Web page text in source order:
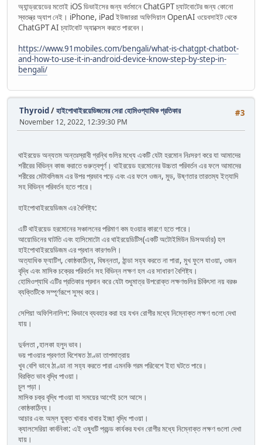
অ্যান্ড্রয়েডের মতোই iOS ডিভাইসের জন্য বর্তমানে ChatGPT চ্যাটবোটের জন্য কোনো
স্বতন্ত্র অ্যাপ নেই। iPhone, iPad ইউজাররা অফিসিয়াল OpenAI ওয়েবসাইট থেকে
ChatGPT AI চ্যাটবোট অ্যাক্সেস করতে পারবেন।
https://www.91mobiles.com/bengali/what-is-chatgpt-chatbot-
and-how-to-use-it-in-android-device-know-step-by-step-in-
bengali/
#3
Thyroid /হাইপোথাইরয়েডিজমের সেরা হোমিওপ্যাথিক প্রতিকার
November 12, 2022, 12:39:30 PM
থাইরয়েড অন্যতম অন্তঃস্রাবী গ্রন্থি গুলির মধ্যে একটি যেটা হরমোন নিঃসরণ করে যা আমাদের
শরীরের বিভিন্ন কাজ করাতে গুরুত্বপূর্ণ। থাইরয়েড হরমোনের উচ্চতা পরিবর্তন এর ফলে আমাদের
শরীরের মেটাবলিজম এর উপর প্রভাব পড়ে এবং এর ফলে ওজন, মুড, উষ্ণতার তারতম্য ইত্যাদি
সহ বিভিন্ন পরিবর্তন হতে পারে।
হাইপোথাইরয়েডিজম এর বৈশিষ্ট্য:
এটি থাইরয়েড হরমোনের সঞ্চালনের পরিমাণ কম হওয়ার কারণে হতে পারে।
আয়োডিনের ঘাটতি এবং হাসিমোটো এর থাইরয়েডিটিস(একটি অটোইমিউন ডিসঅর্ডার) হল
হাইপোথাইরয়েডিজম এর প্রধান কারণগুলি।
অত্যাধিক ফ্যাটিগ, কোষ্ঠকাঠিন্য, বিষন্নতা, ঠান্ডা সহ্য করতে না পারা, মুখ ফুলে যাওয়া, ওজন
বৃদ্ধি এবং মাসিক চক্রের পরিবর্তন সহ বিভিন্ন লক্ষণ হল এর সাধারণ বৈশিষ্ট্য।
হোমিওপ্যাথি এটির প্রতিকার প্রদান করে যেটা শুধুমাত্র উপরোক্ত লক্ষণগুলির চিকিৎসা নয় বরঞ্চ
ব্যক্তিটিকে সম্পূর্ণরূপে সুস্থ করে।
সেপিয়া অফিশিনালিশ: কিভাবে ব্যবহার করা হয় যখন রোগীর মধ্যে নিম্নোক্ত লক্ষণ গুলো দেখা
যায়।
দুর্বলতা ,হালকা হলুদ ভাব।
ভয় পাওয়ার প্রবণতা বিশেষত ঠাণ্ডা তাপমাত্রায়
খুব বেশি ভাবে ঠাণ্ডা না সহ্য করতে পারা এমনকি গরম পরিবেশে ইহা ঘটতে পারে।
বিরক্তি ভাব বৃদ্ধি পাওয়া।
চুল পড়া।
মাসিক চক্র বৃদ্ধি পাওয়া যা সময়ের আগেই চলে আসে।
কোষ্ঠকাঠিন্য।
আচার এবং অম্ল যুক্ত খাবার খাবার ইচ্ছা বৃদ্ধি পাওয়া।
ক্যালসেরিয়া কার্বনিকা: এই ওষুধটি প্রচন্ড কার্যকর যখন রোগীর মধ্যে নিম্নোক্ত লক্ষণ গুলো দেখা
যায়।